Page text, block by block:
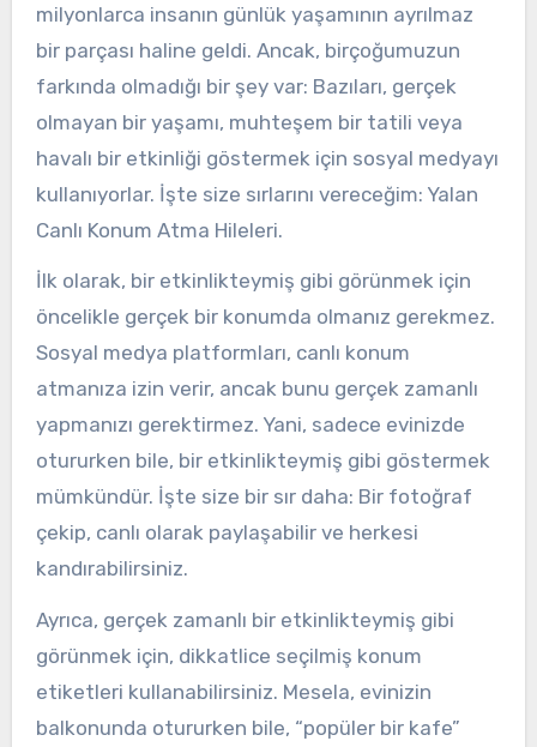
milyonlarca insanın günlük yaşamının ayrılmaz
bir parçası haline geldi. Ancak, birçoğumuzun
farkında olmadığı bir şey var: Bazıları, gerçek
olmayan bir yaşamı, muhteşem bir tatili veya
havalı bir etkinliği göstermek için sosyal medyayı
kullanıyorlar. İşte size sırlarını vereceğim: Yalan
Canlı Konum Atma Hileleri.
İlk olarak, bir etkinlikteymiş gibi görünmek için
öncelikle gerçek bir konumda olmanız gerekmez.
Sosyal medya platformları, canlı konum
atmanıza izin verir, ancak bunu gerçek zamanlı
yapmanızı gerektirmez. Yani, sadece evinizde
otururken bile, bir etkinlikteymiş gibi göstermek
mümkündür. İşte size bir sır daha: Bir fotoğraf
çekip, canlı olarak paylaşabilir ve herkesi
kandırabilirsiniz.
Ayrıca, gerçek zamanlı bir etkinlikteymiş gibi
görünmek için, dikkatlice seçilmiş konum
etiketleri kullanabilirsiniz. Mesela, evinizin
balkonunda otururken bile, “popüler bir kafe”